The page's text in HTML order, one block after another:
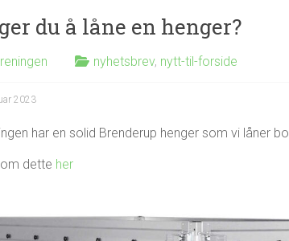
du å låne en henger?
nyhetsbrev, nytt-til-forside
2023
har en solid Brenderup henger som vi låner
dette her